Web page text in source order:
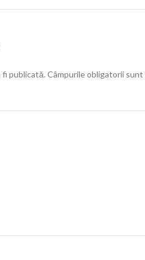
fi publicată. Câmpurile obligatorii sunt